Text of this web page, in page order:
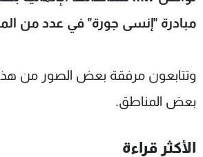
مبادرة "إنسى جورة" في عدد من
وتتابعون مرفقة بعض الصور من
بعض المناطق.
الأكثر قراءة
شاهد البرامج
الترددات
عن MTV
لاعلاناتكم
وظائف